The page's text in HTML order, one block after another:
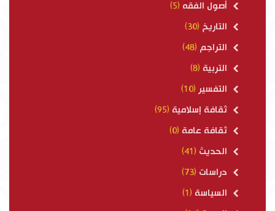
أصول الفقه (5)
التاريخ (30)
التراجم (48)
التربية (8)
التفسير (10)
ثقافة إسلامية (95)
ثقافة عامة (0)
الحديث (41)
دراسات (73)
السياسة (1)